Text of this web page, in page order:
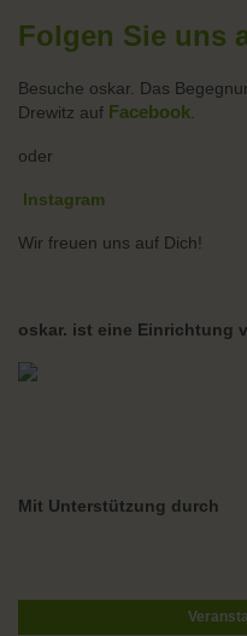
Folgen Sie uns
Besuche oskar. Das
Drewitz auf Facebook
oder
Instagram
Wir freuen uns auf Dich!
oskar. ist eine Einrichtung
Mit Unterstützung durch